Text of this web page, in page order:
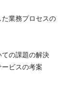
た業務プロセスの
ての課題の解決
ービスの考案